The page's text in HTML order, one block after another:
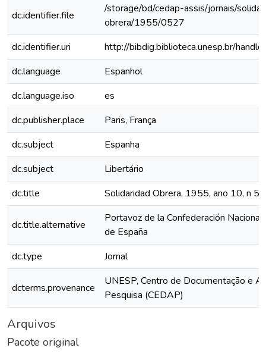
dc.identifier.file
/storage/bd/cedap-assis/jornais/
obrera/1955/0527
dc.identifier.uri
http://bibdig.biblioteca.unesp.br/
dc.language
Espanhol
dc.language.iso
es
dc.publisher.place
Paris, França
dc.subject
Espanha
dc.subject
Libertário
dc.title
Solidaridad Obrera, 1955, ano 10, n
dc.title.alternative
Portavoz de la Confederación Nacional
de España
dc.type
Jornal
dcterms.provenance
UNESP, Centro de Documentação e
Pesquisa (CEDAP)
Arquivos
Pacote original